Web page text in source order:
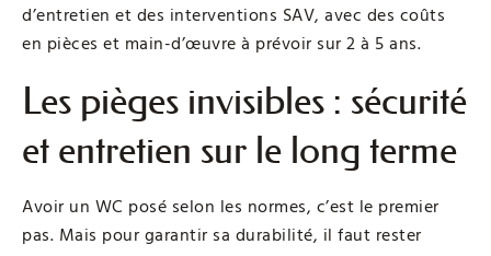
d’entretien et des interventions SAV, avec des coûts
en pièces et main-d’œuvre à prévoir sur 2 à 5 ans.
Les pièges invisibles : sécurité
et entretien sur le long terme
Avoir un WC posé selon les normes, c’est le premier
pas. Mais pour garantir sa durabilité, il faut rester